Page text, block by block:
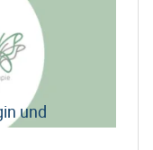
und